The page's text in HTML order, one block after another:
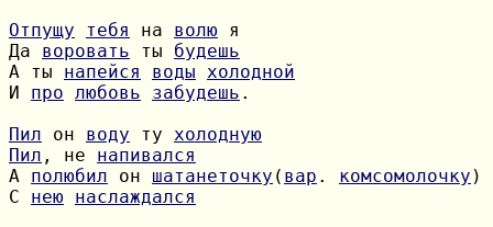
Отпущу
тебя на волю
Да воровать ты будешь
А ты напейся воды холодной
И про любовь забудешь .
Пил он воду ту холодную
Пил , не напивался
А полюбил он шатанеточку ( вар . комсомолочку
С нею наслаждался